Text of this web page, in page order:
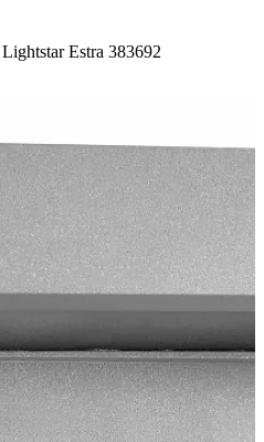
Estra 383692